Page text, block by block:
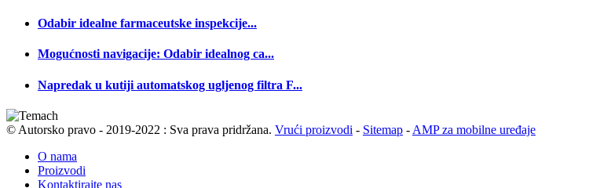
Odabir idealne farmaceutske inspekcije...
Mogućnosti navigacije: Odabir idealnog ca...
Napredak u kutiji automatskog ugljenog filtra F...
© Autorsko pravo - 2019-2022 : Sva prava pridržana. Vrući proizvodi - Sitemap - AMP za mobilne uređaje
O nama
Proizvodi
Kontaktirajte nas